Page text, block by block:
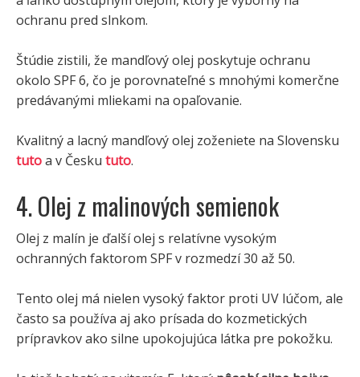
ochranu pred slnkom.
Štúdie zistili, že mandľový olej poskytuje ochranu
okolo SPF 6, čo je porovnateľné s mnohými komerčne
predávanými mliekami na opaľovanie.
Kvalitný a lacný mandľový olej zoženiete na Slovensku
tutoa v Česku tuto.
4. Olej z malinových semienok
Olej z malín je ďalší olej s relatívne vysokým
ochranných faktorom SPF v rozmedzí 30 až 50.
Tento olej má nielen vysoký faktor proti UV lúčom, ale
často sa používa aj ako prísada do kozmetických
prípravkov ako silne upokojujúca látka pre pokožku.